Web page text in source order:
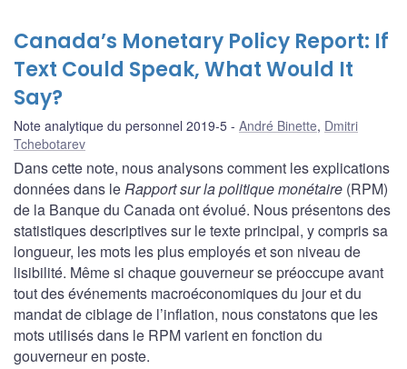
Canada’s Monetary Policy Report: If
Text Could Speak, What Would It
Say?
Note analytique du personnel 2019-5 André Binette, Dmitri
Tchebotarev
Dans cette note, nous analysons comment les explications
données dans leRapport sur la politique monétaire (RPM)
de la Banque du Canada ont évolué. Nous présentons des
statistiques descriptives sur le texte principal, y compris sa
longueur, les mots les plus employés et son niveau de
lisibilité. Même si chaque gouverneur se préoccupe avant
tout des événements macroéconomiques du jour et du
mandat de ciblage de l’inflation, nous constatons que les
mots utilisés dans le RPM varient en fonction du
gouverneur en poste.